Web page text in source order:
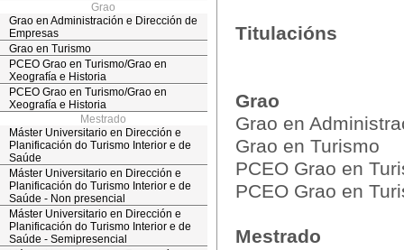
Grao
Grao en Administración e Dirección de
Empresas
Grao en Turismo
PCEO Grao en Turismo/Grao en
Xeografía e Historia
PCEO Grao en Turismo/Grao en
Xeografía e Historia
Mestrado
Máster Universitario en Dirección e
Planificación do Turismo Interior e de
Saúde
Máster Universitario en Dirección e
Planificación do Turismo Interior e de
Saúde - Non presencial
Máster Universitario en Dirección e
Planificación do Turismo Interior e de
Saúde - Semipresencial
Titulacións
Grao
Grao en
Grao en Turismo
PCEO Grao en
PCEO Grao en
Mestrado